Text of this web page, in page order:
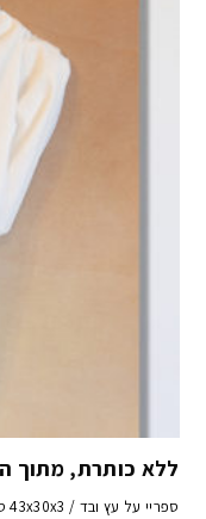
ללא כותרת, מתוך
ספריי על עץ ובד / 43x30x3 ס"מ, 2020